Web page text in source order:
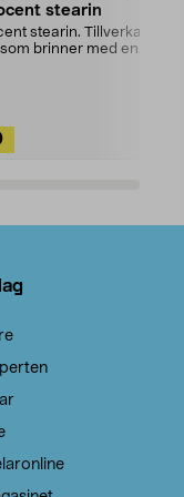
stearin
stearin. Tillverkade i
brinner med en